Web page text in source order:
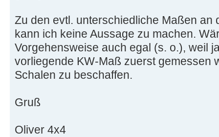
Zu den evtl. unterschiedliche Maßen an
kann ich keine Aussage zu machen.
Vorgehensweise auch egal (s. o.), weil
vorliegende KW-Maß zuerst gemessen
Schalen zu beschaffen.
Gruß
Oliver 4x4